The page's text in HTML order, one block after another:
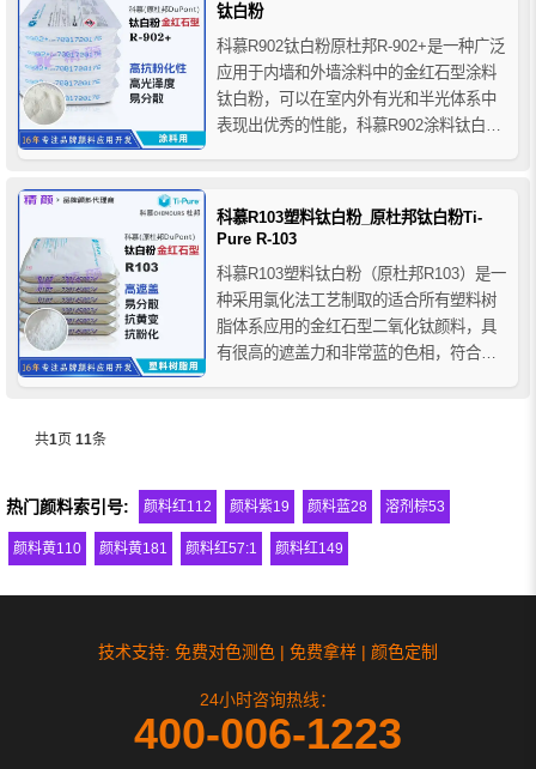
钛白粉
科慕R902钛白粉原杜邦R-902+是一种广泛
应用于内墙和外墙涂料中的金红石型涂料
钛白粉，可以在室内外有光和半光体系中
表现出优秀的性能，科慕R902涂料钛白粉
系和水性体系中均有良好的表现。
科慕R103塑料钛白粉_原杜邦钛白粉Ti-
Pure R-103
科慕R103塑料钛白粉（原杜邦R103）是一
种采用氯化法工艺制取的适合所有塑料树
脂体系应用的金红石型二氧化钛颜料，具
有很高的遮盖力和非常蓝的色相，符合
共1页 11条
热门颜料索引号: 颜料红112 颜料紫19 颜料蓝28 溶剂棕53
颜料黄110 颜料黄181 颜料红57:1 颜料红149
技术支持: 免费对色测色 | 免费拿样 | 颜色定制
24小时咨询热线：
400-006-1223